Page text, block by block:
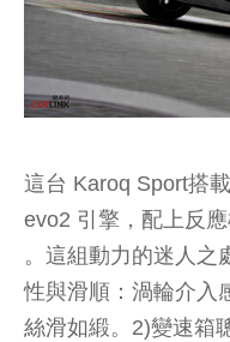
這台 Karoq Sport搭
evo2 引擎，配上反
。這組動力的迷人之
性與滑順：渦輪介入
絲滑如緞。2)變速箱